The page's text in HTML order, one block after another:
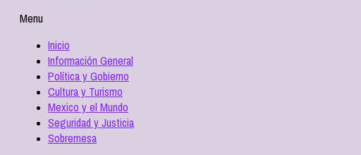
Menu
Inicio
Información General
Política y Gobierno
Cultura y Turismo
Mexico y el Mundo
Seguridad y Justicia
Sobremesa